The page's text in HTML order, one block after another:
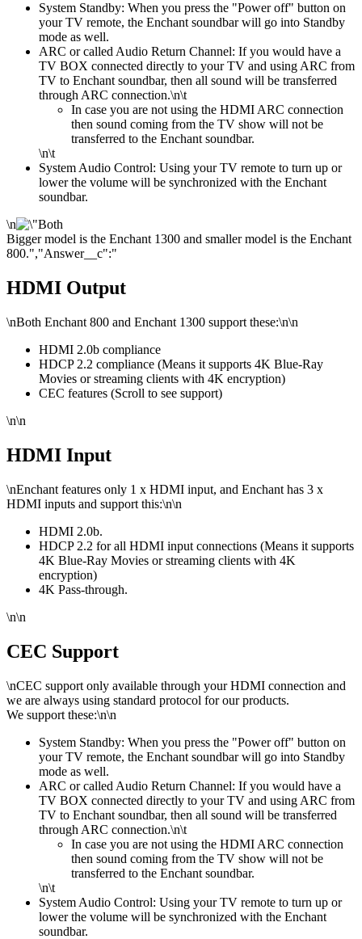
System Standby: When you press the "Power off" button on
your TV remote, the Enchant soundbar will go into Standby
mode as well.
ARC or called Audio Return Channel: If you would have a
TV BOX connected directly to your TV and using ARC from
TV to Enchant soundbar, then all sound will be transferred
through ARC connection.\n\t
In case you are not using the HDMI ARC connection
then sound coming from the TV show will not be
transferred to the Enchant soundbar.
\n\t
System Audio Control: Using your TV remote to turn up or
lower the volume will be synchronized with the Enchant
soundbar.
\n
Bigger model is the Enchant 1300 and smaller model is the Enchant
800.","Answer__c":"
HDMI Output
\nBoth Enchant 800 and Enchant 1300 support these:\n\n
HDMI 2.0b compliance
HDCP 2.2 compliance (Means it supports 4K Blue-Ray
Movies or streaming clients with 4K encryption)
CEC features (Scroll to see support)
\n\n
HDMI Input
\nEnchant features only 1 x HDMI input, and Enchant has 3 x
HDMI inputs and support this:\n\n
HDMI 2.0b.
HDCP 2.2 for all HDMI input connections (Means it supports
4K Blue-Ray Movies or streaming clients with 4K
encryption)
4K Pass-through.
\n\n
CEC Support
\nCEC support only available through your HDMI connection and
we are always using standard protocol for our products.
We support these:\n\n
System Standby: When you press the "Power off" button on
your TV remote, the Enchant soundbar will go into Standby
mode as well.
ARC or called Audio Return Channel: If you would have a
TV BOX connected directly to your TV and using ARC from
TV to Enchant soundbar, then all sound will be transferred
through ARC connection.\n\t
In case you are not using the HDMI ARC connection
then sound coming from the TV show will not be
transferred to the Enchant soundbar.
\n\t
System Audio Control: Using your TV remote to turn up or
lower the volume will be synchronized with the Enchant
soundbar.